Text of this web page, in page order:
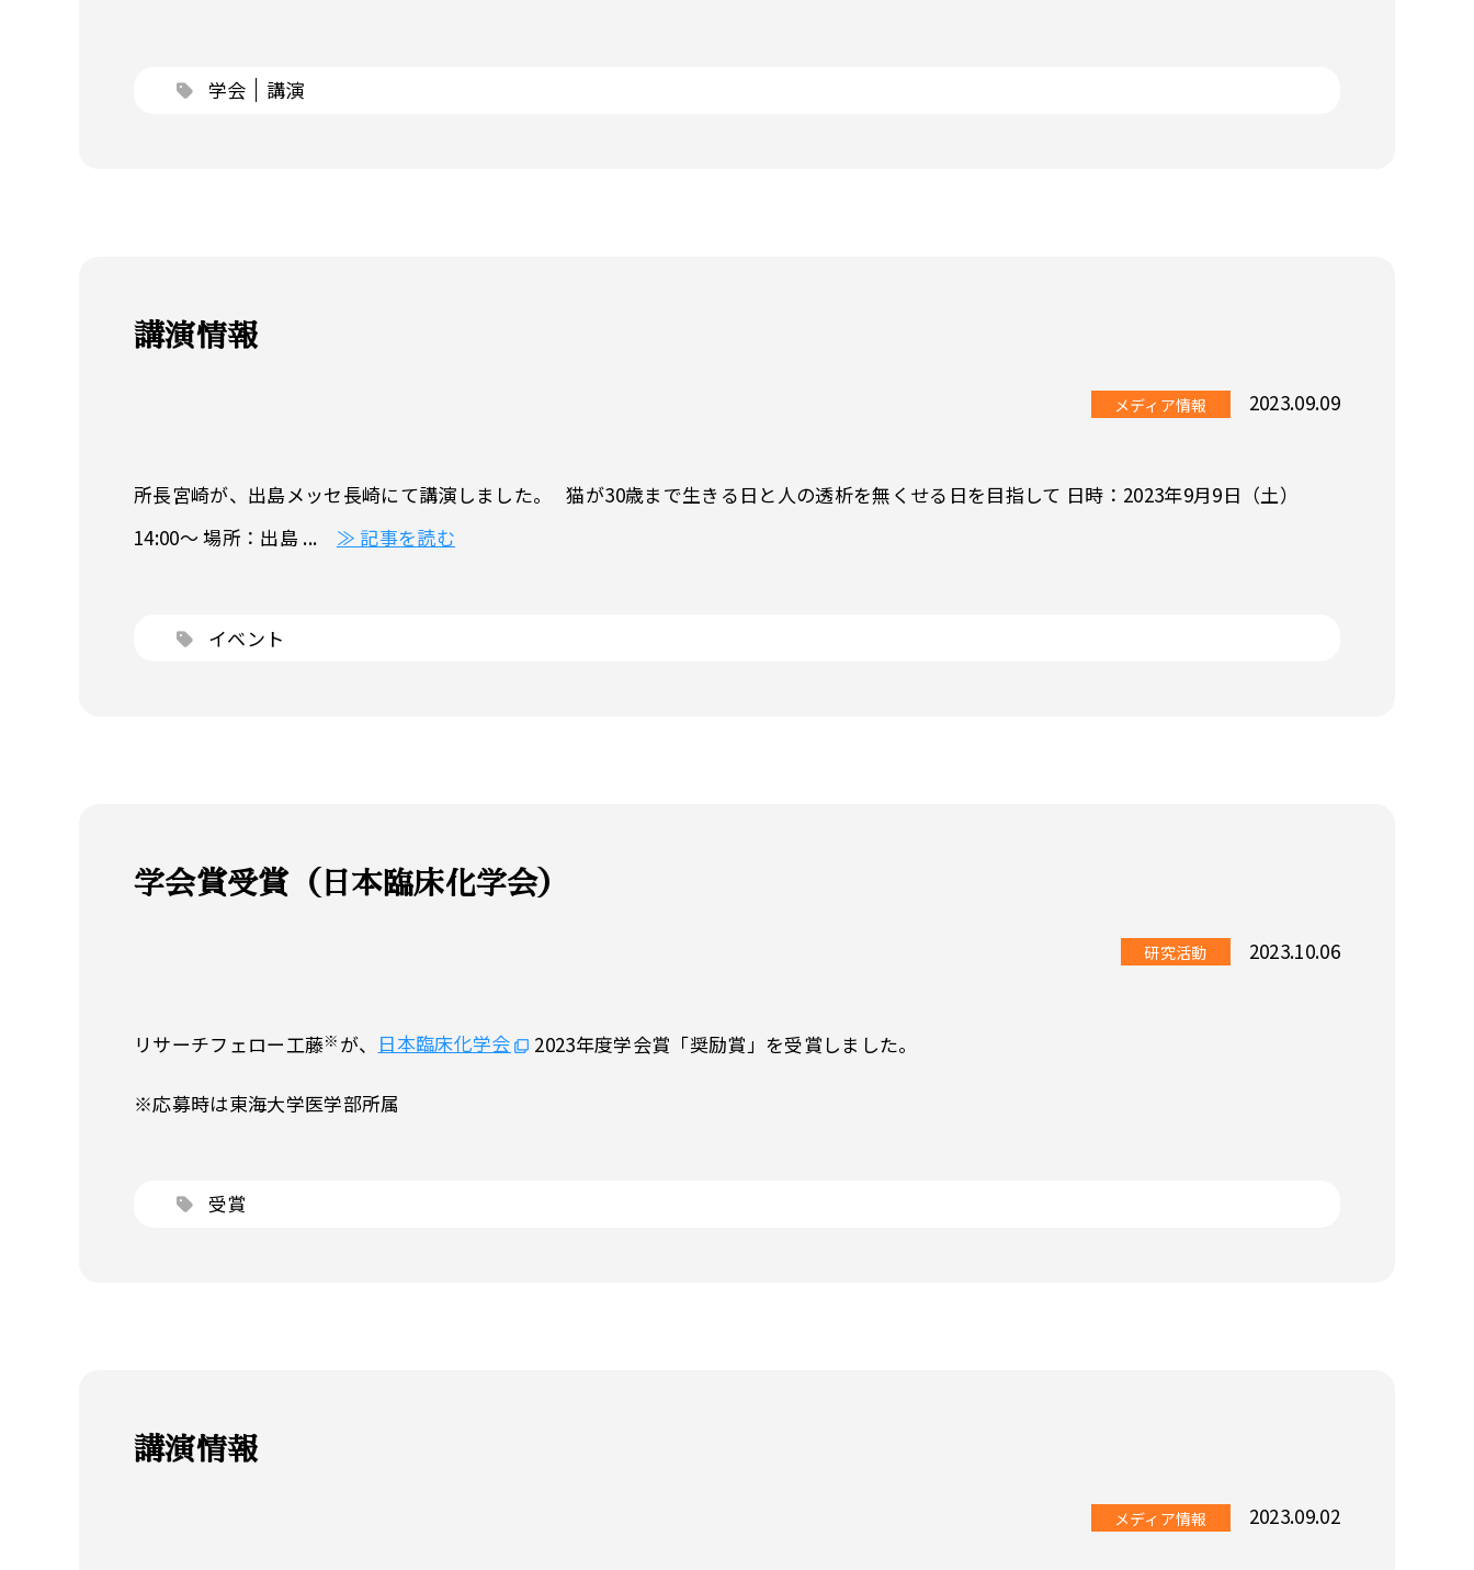
学会 講演
講演情報
メディア情報 2023.09.09
所長宮崎が、出島メッセ長崎にて講演しました。 猫が30歳まで生きる日と人の透析を無くせる日を目指して 日時：2023年9月9日（土）
14:00～ 場所：出島 ... ≫ 記事を読む
イベント
学会賞受賞（日本臨床化学会）
研究活動 2023.10.06
リサーチフェロー工藤※ が、 日本臨床化学会 2023年度学会賞「奨励賞」を受賞しました。
※応募時は東海大学医学部所属
受賞
講演情報
メディア情報 2023.09.02